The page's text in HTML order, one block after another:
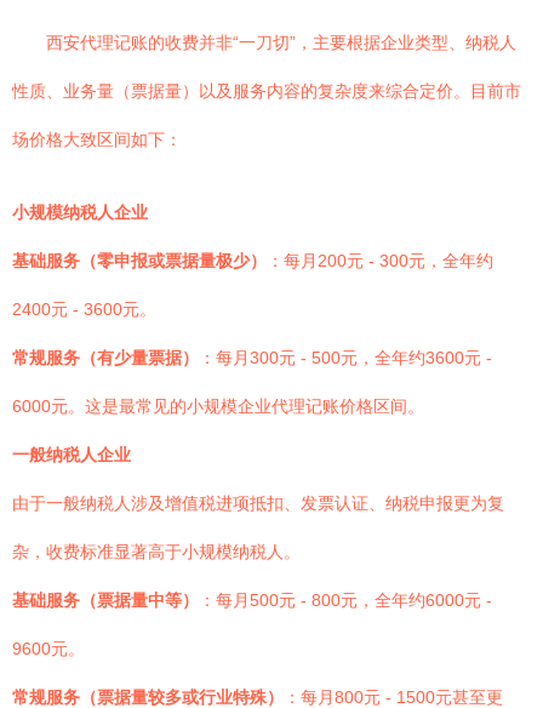
西安代理记账的收费并非“一刀切”，主要根据企业类型、纳税人
性质、业务量（票据量）以及服务内容的复杂度来综合定价。目前市
场价格大致区间如下：
小规模纳税人企业
基础服务（零申报或票据量极少） ：每月200元 - 300元，全年约
2400元 - 3600元。
常规服务（有少量票据） ：每月300元 - 500元，全年约3600元 -
6000元。这是最常见的小规模企业代理记账价格区间。
一般纳税人企业
由于一般纳税人涉及增值税进项抵扣、发票认证、纳税申报更为复
杂，收费标准显著高于小规模纳税人。
基础服务（票据量中等） ：每月500元 - 800元，全年约6000元 -
9600元。
常规服务（票据量较多或行业特殊） ：每月800元 - 1500元甚至更